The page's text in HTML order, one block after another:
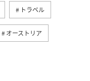
トラベル
オーストリア